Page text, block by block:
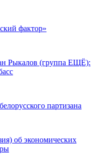
фактор»
(группа ЕЩЁ):
партизана
об экономических